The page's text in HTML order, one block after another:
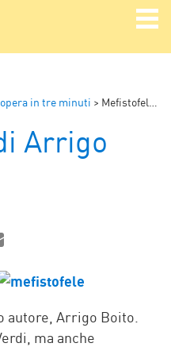
in tre minuti > Mefistofele di Arrigo Boito
Arrigo
Arrigo Boito.
ma anche